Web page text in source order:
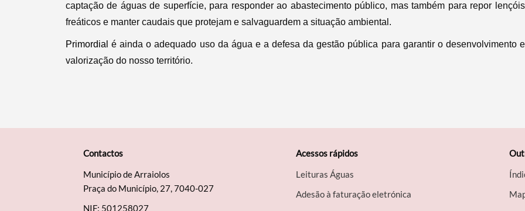
captação de águas de superfície, para responder ao abastecimento público, mas também para repor lençóis
freáticos e manter caudais que protejam e salvaguardem a situação ambiental.
Primordial é ainda o adequado uso da água e a defesa da gestão pública para garantir o desenvolvimento e
valorização do nosso território.
Contactos
Município de Arraiolos
Praça do Município, 27, 7040-027
NIF: 501258027
Acessos rápidos
Leituras Águas
Adesão à faturação eletrónica